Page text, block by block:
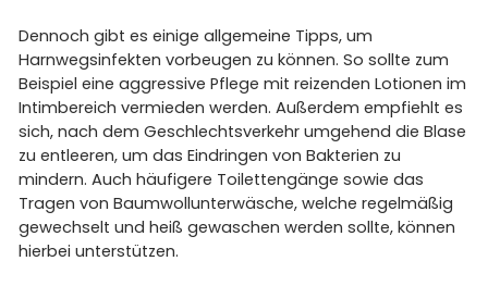
Dennoch gibt es einige allgemeine Tipps, um
Harnwegsinfekten vorbeugen zu können. So sollte zum
Beispiel eine aggressive Pflege mit reizenden Lotionen im
Intimbereich vermieden werden. Außerdem empfiehlt es
sich, nach dem Geschlechtsverkehr umgehend die Blase
zu entleeren, um das Eindringen von Bakterien zu
mindern. Auch häufigere Toilettengänge sowie das
Tragen von Baumwollunterwäsche, welche regelmäßig
gewechselt und heiß gewaschen werden sollte, können
hierbei unterstützen.